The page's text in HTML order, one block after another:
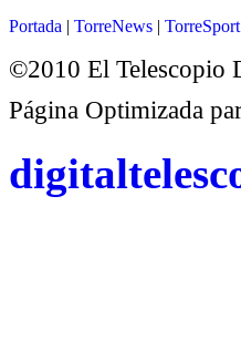
Portada | TorreNews | TorreSport
©2010 El Telescopio
Página Optimizada